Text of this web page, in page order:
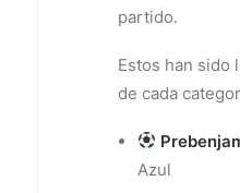
partido.
Estos han sido
de cada
Azul